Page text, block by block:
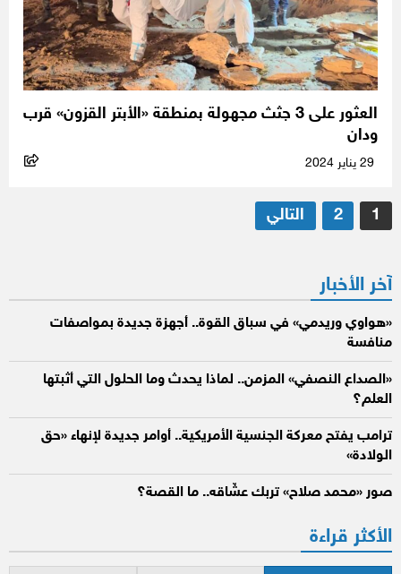
العثور على 3 جثث مجهولة بمنطقة «الأبتر القزون» قرب
ودان
تعدد
صفحات
1
2 التالي
آخر الأخبار
«هواوي وريدمي» في سباق القوة.. أجهزة جديدة بمواصفات
منافسة
«الصداع النصفي» المزمن.. لماذا يحدث وما الحلول التي أثبتها
العلم؟
ترامب يفتح معركة الجنسية الأمريكية.. أوامر جديدة لإنهاء «حق
الولادة»
صور «محمد صلاح» تربك عشّاقه.. ما القصة؟
الأكثر قراءة